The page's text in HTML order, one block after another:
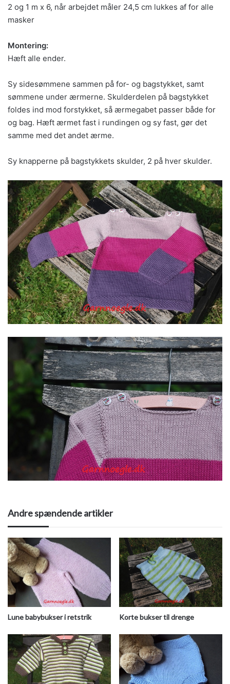
2 og 1 m x 6, når arbejdet måler 24,5 cm lukkes af for alle
masker
Montering:
Hæft alle ender.
Sy sidesømmene sammen på for- og bagstykket, samt
sømmene under ærmerne. Skulderdelen på bagstykket
foldes ind mod forstykket, så ærmegabet passer både for
og bag. Hæft ærmet fast i rundingen og sy fast, gør det
samme med det andet ærme.
Sy knapperne på bagstykkets skulder, 2 på hver skulder.
Andre spændende artikler
Lune babybukser i retstrik Korte bukser til drenge